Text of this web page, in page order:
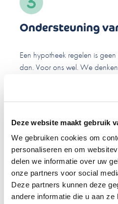
Deze website maakt gebruik
We gebruiken cookies om
personaliseren en om
delen we informatie over uw
onze partners voor social
Deze partners kunnen deze
andere informatie die u aan
Ondersteuning
Een hypotheek regelen is
dan. Voor ons wel. We
specialisten in waar nodig en
Altijd in de buurt
Onze adviseurs kennen
Tegelijk profiteer je van de